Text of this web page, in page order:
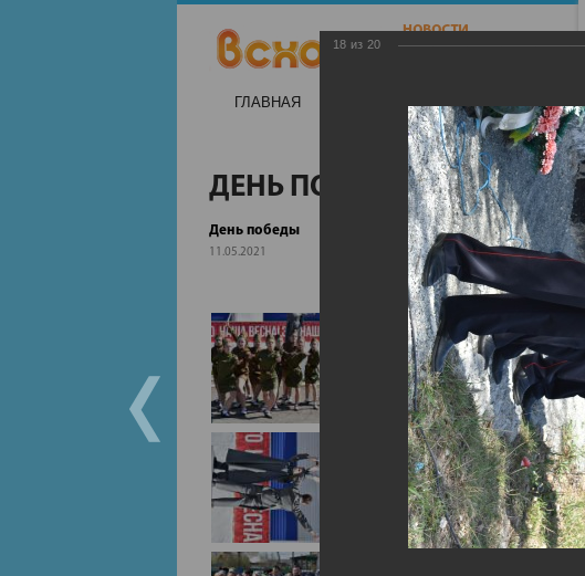
ГЛАВНАЯ НОВОСТИ НАГАЙБАК -ТВ
ДЕНЬ ПОБЕДЫ
День победы
11.05.2021
18 из 20